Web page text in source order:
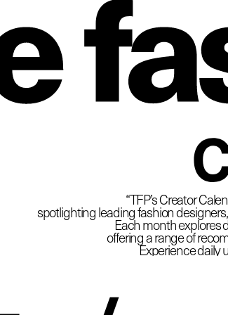
“TFP’s Creator
spotlighting leading fashion
Each month explores
offering a range of
Experience daily